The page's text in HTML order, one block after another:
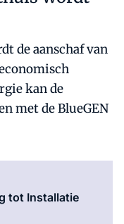
de aanschaf van
kan de
met de BlueGEN
tot Installatie